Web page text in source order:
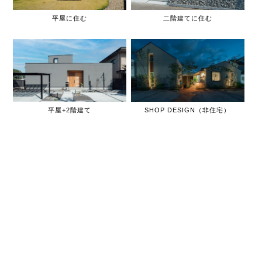
平屋に住む 二階建てに住む
平屋+2階建て SHOP DESIGN（非住宅）